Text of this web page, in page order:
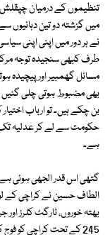
تنظیموں کے درمیان
میں گزشتہ دو تین
نے ہر دور میں اپنی اپنی
طرف کبھی سنجیدہ توجہ
مسائل گھمبیر اور پیچیدہ
بھی مضبوط ہوتی چلی گئیں
بن چکے ہیں۔ تو ارباب
حکومت سے لے کر عدلیہ تک
ہے۔
گتھی اس قدر الجھی ہوئی ہے
الطاف حسین نے کراچی کے
بھتہ خوروں، ٹارگٹ کلرز
245 کے تحت کراچی کو